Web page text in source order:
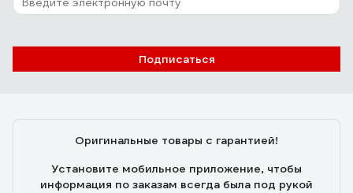
Подписаться
Оригинальные товары с гарантией!
Установите мобильное приложение, чтобы
информация по заказам всегда была под рукой